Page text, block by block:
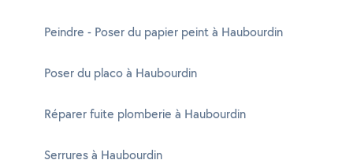
Peindre - Poser du papier peint à Haubourdin
Poser du placo à Haubourdin
Réparer fuite plomberie à Haubourdin
Serrures à Haubourdin